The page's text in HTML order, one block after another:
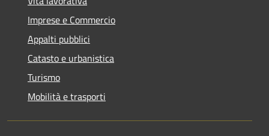
Imprese e Commercio
Appalti pubblici
Catasto e urbanistica
Turismo
Mobilità e trasporti